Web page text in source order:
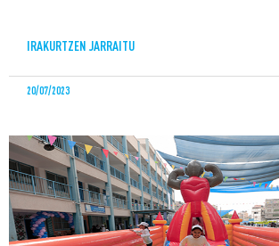
IRAKURTZEN JARRAITU
20/07/2023